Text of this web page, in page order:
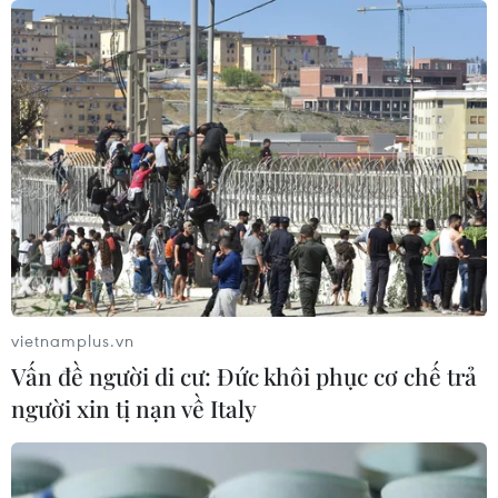
Cứu nạn thành công 30 ngư dân của
tàu cá bị cháy trên vùng biển Khánh
Hòa
05/08/2026 03:58
Không được thu thêm tiền của người
bệnh BHYT nếu không khám theo
yêu cầu
05/08/2026 02:26
Bác sỹ vượt biển giữa đêm cứu
thuyền viên người Nga nghi bị đột
quỵ
04/08/2026 13:21
vietnamplus.vn
Vấn đề người di cư: Đức khôi phục cơ chế trả
người xin tị nạn về Italy